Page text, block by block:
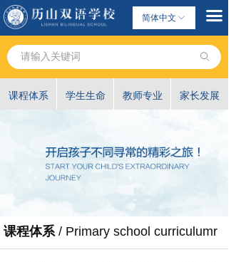
끀
ꀅ
简体中文
ꄙ
课程体系 学生生命 教师专业 家长发展
课程体系/ Primary school curriculumr